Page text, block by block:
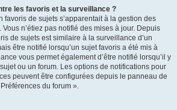
les favoris et la surveillance ?
favoris de sujets s’apparentait à la gestion des
n’étiez pas notifié des mises à jour. Depuis
de sujets est similaire à la surveillance d’un
être notifié lorsqu’un sujet favoris a été mis à
vous permet également d’être notifié lorsqu’il y
ou un forum. Les options de notifications pour
peuvent être configurées depuis le panneau de
du forum ».